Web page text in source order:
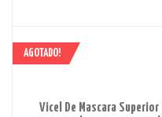
AGOTADO!
Vicel De Mascara